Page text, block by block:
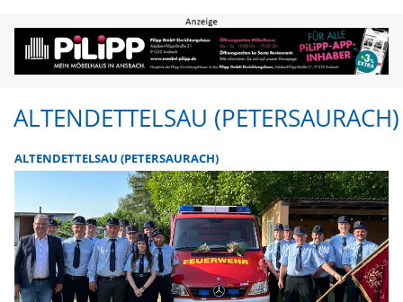
Altendettelsau (Petersaurach) |
ALTENDETTELSAU (PETERSAURACH)
ALTENDETTELSAU (PETERSAURACH)